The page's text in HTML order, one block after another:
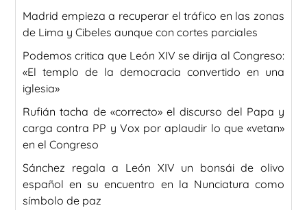
Madrid empieza a recuperar el tráfico en las zonas
de Lima y Cibeles aunque con cortes parciales
Podemos critica que León XIV se dirija al Congreso:
«El templo de la democracia convertido en una
iglesia»
Rufián tacha de «correcto» el discurso del Papa y
carga contra PP y Vox por aplaudir lo que «vetan»
en el Congreso
Sánchez regala a León XIV un bonsái de olivo
español en su encuentro en la Nunciatura como
símbolo de paz